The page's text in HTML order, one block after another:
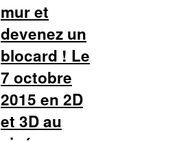
mur et
devenez un
blocard ! Le
7 octobre
2015 en 2D
et 3D au